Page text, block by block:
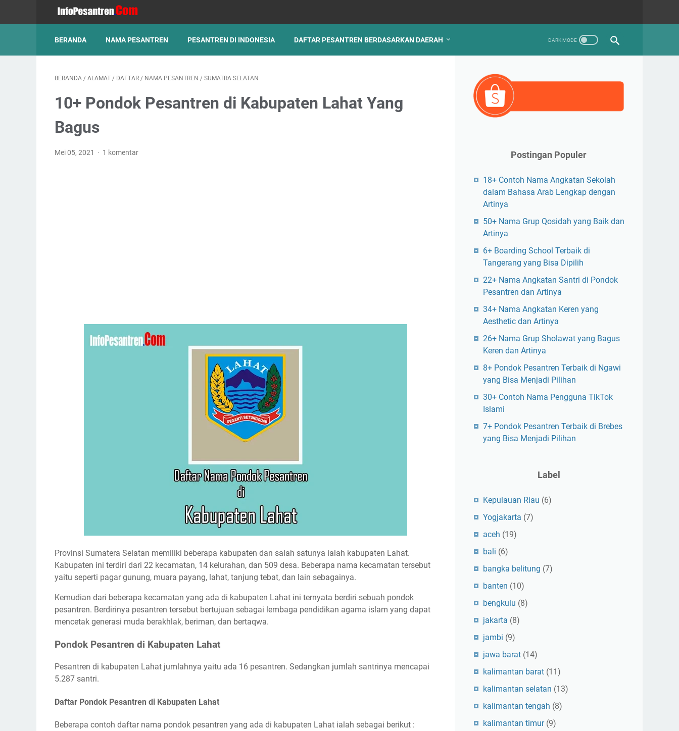
BERANDA NAMA PESANTREN PESANTREN DI INDONESIA DAFTAR PESANTREN BERDASARKAN DAERAH
BERANDA / ALAMAT / DAFTAR / NAMA PESANTREN / SUMATRA SELATAN
10+ Pondok Pesantren di Kabupaten Lahat Yang
Bagus
Mei 05, 2021 1 komentar
Provinsi Sumatera Selatan memiliki beberapa kabupaten dan salah satunya ialah kabupaten Lahat.
Kabupaten ini terdiri dari 22 kecamatan, 14 kelurahan, dan 509 desa. Beberapa nama kecamatan tersebut
yaitu seperti pagar gunung, muara payang, lahat, tanjung tebat, dan lain sebagainya.
Kemudian dari beberapa kecamatan yang ada di kabupaten Lahat ini ternyata berdiri sebuah pondok
pesantren. Berdirinya pesantren tersebut bertujuan sebagai lembaga pendidikan agama islam yang dapat
mencetak generasi muda berakhlak, beriman, dan bertaqwa.
Pondok Pesantren di Kabupaten Lahat
Pesantren di kabupaten Lahat jumlahnya yaitu ada 16 pesantren. Sedangkan jumlah santrinya mencapai
5.287 santri.
Daftar Pondok Pesantren di Kabupaten Lahat
Beberapa contoh daftar nama pondok pesantren yang ada di kabupaten Lahat ialah sebagai berikut :
Postingan Populer
18+ Contoh Nama Angkatan Sekolah
dalam Bahasa Arab Lengkap dengan
Artinya
50+ Nama Grup Qosidah yang Baik dan
Artinya
6+ Boarding School Terbaik di
Tangerang yang Bisa Dipilih
22+ Nama Angkatan Santri di Pondok
Pesantren dan Artinya
34+ Nama Angkatan Keren yang
Aesthetic dan Artinya
26+ Nama Grup Sholawat yang Bagus
Keren dan Artinya
8+ Pondok Pesantren Terbaik di Ngawi
yang Bisa Menjadi Pilihan
30+ Contoh Nama Pengguna TikTok
Islami
7+ Pondok Pesantren Terbaik di Brebes
yang Bisa Menjadi Pilihan
Label
Kepulauan Riau (6)
Yogjakarta (7)
aceh (19)
bali (6)
bangka belitung (7)
banten (10)
bengkulu (8)
jakarta (8)
jambi (9)
jawa barat (14)
kalimantan barat (11)
kalimantan selatan (13)
kalimantan tengah (8)
kalimantan timur (9)